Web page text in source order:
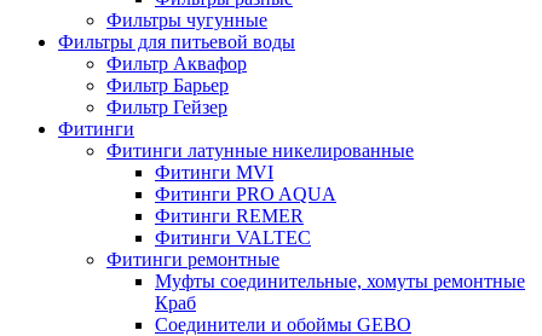
Фильтры чугунные
Фильтры для питьевой воды
Фильтр Аквафор
Фильтр Барьер
Фильтр Гейзер
Фитинги
Фитинги латунные никелированные
Фитинги MVI
Фитинги PRO AQUA
Фитинги REMER
Фитинги VALTEC
Фитинги ремонтные
Муфты соединительные, хомуты ремонтные
Краб
Соединители и обоймы GEBO